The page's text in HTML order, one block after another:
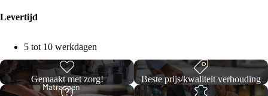
n
d
ii
l
b
e
ons
Premium
Boxsprin
gs
Box
spri
ng
Matrassen
Levertijd
5 tot 10 werkdagen
Gemaakt met zorg! Beste prijs/kwaliteit verhouding